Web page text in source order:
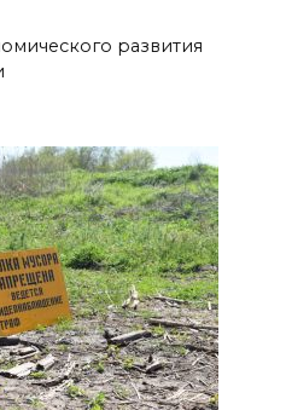
развития